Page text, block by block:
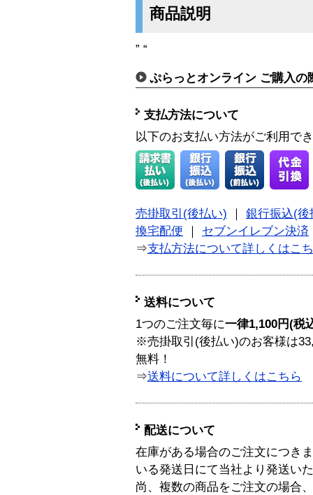
商品説明
” “
ぷらっとオンライン ご購入の
支払方法について
以下のお支払い方法がご利用で
売掛取引(後払い)
銀行振込(後
換宅配便
セブンイレブン決済
⇒支払方法について詳しくはこ
送料について
1つのご注文毎に一律1,100円(税
※売掛取引(後払い)のお客様は
無料！
⇒送料について詳しくはこちら
配送について
在庫がある場合のご注文につき
いる発送日にて当社より発送い
尚、複数の商品をご注文の場合